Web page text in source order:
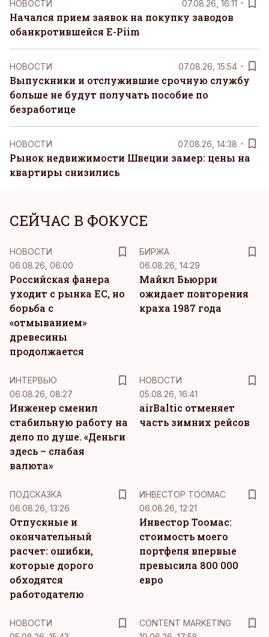
НОВОСТИ 07.08.26, 16:11
Начался прием заявок на покупку заводов
обанкротившейся E-Piim
НОВОСТИ 07.08.26, 15:54
Выпускники и отслужившие срочную службу
больше не будут получать пособие по
безработице
НОВОСТИ 07.08.26, 14:38
Рынок недвижимости Швеции замер: цены на
квартиры снизились
СЕЙЧАС В ФОКУСЕ
НОВОСТИ
06.08.26, 06:00
Российская фанера
уходит с рынка ЕС, но
борьба с
«отмыванием»
древесины
продолжается
БИРЖА
06.08.26, 14:29
Майкл Бьюрри
ожидает повторения
краха 1987 года
ИНТЕРВЬЮ
06.08.26, 08:27
Инженер сменил
стабильную работу на
дело по душе. «Деньги
здесь – слабая
валюта»
НОВОСТИ
05.08.26, 16:41
airBaltic отменяет
часть зимних рейсов
ПОДСКАЗКА
06.08.26, 13:26
Отпускные и
окончательный
расчет: ошибки,
которые дорого
обходятся
работодателю
ИНВЕСТОР ТООМАС
06.08.26, 12:21
Инвестор Тоомас:
стоимость моего
портфеля впервые
превысила 800 000
евро
НОВОСТИ
CONTENT MARKETING